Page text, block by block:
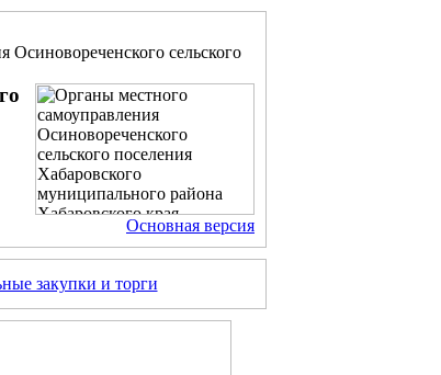
Осиновореченского сельского
Основная версия
закупки и торги